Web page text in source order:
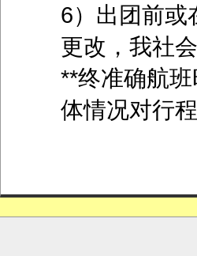
6）出团前或
更改，我社
**终准确航
体情况对行